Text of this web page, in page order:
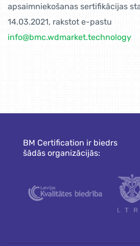
apsaimniekošanas sertifikācijas
14.03.2021, rakstot e-pastu
info@bmc.wdmarket.technology
BM Certification ir biedrs
šādās organizācijās: